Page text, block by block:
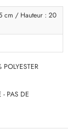
cm / Hauteur : 20
PAS DE